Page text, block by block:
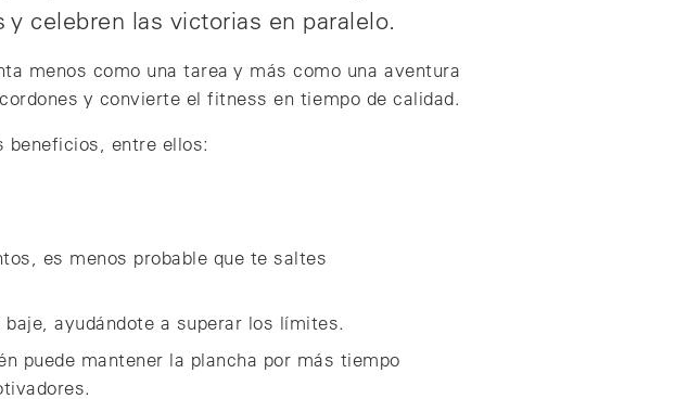
celebren las victorias en paralelo.
menos como una tarea y más como una aventura
y convierte el fitness en tiempo de calidad.
beneficios, entre ellos:
es menos probable que te saltes
ayudándote a superar los límites.
puede mantener la plancha por más tiempo